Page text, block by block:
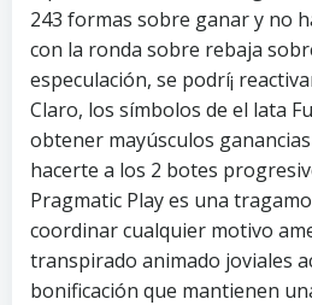
243 formas sobre ganar y no
con la ronda sobre rebaja
especulación, se podrí¡
Claro, los símbolos de el lata
obtener mayúsculos
hacerte a los 2 botes
Pragmatic Play es una
coordinar cualquier motivo
transpirado animado joviales
bonificación que mantienen